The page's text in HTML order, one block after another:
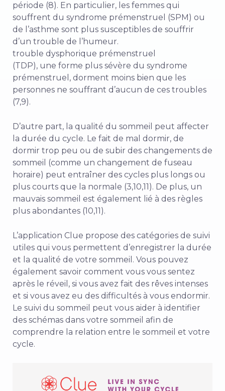
période (8). En particulier, les femmes qui
souffrent du syndrome prémenstruel (SPM) ou
de l’asthme sont plus susceptibles de souffrir
d’un trouble de l’humeur.
trouble dysphorique prémenstruel
(TDP), une forme plus sévère du syndrome
prémenstruel, dorment moins bien que les
personnes ne souffrant d’aucun de ces troubles
(7,9).
D’autre part, la qualité du sommeil peut affecter
la durée du cycle. Le fait de mal dormir, de
dormir trop peu ou de subir des changements de
sommeil (comme un changement de fuseau
horaire) peut entraîner des cycles plus longs ou
plus courts que la normale (3,10,11). De plus, un
mauvais sommeil est également lié à des règles
plus abondantes (10,11).
L’application Clue propose des catégories de suivi
utiles qui vous permettent d’enregistrer la durée
et la qualité de votre sommeil. Vous pouvez
également savoir comment vous vous sentez
après le réveil, si vous avez fait des rêves intenses
et si vous avez eu des difficultés à vous endormir.
Le suivi du sommeil peut vous aider à identifier
des schémas dans votre sommeil afin de
comprendre la relation entre le sommeil et votre
cycle.